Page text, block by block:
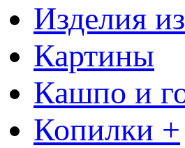
Изделия
Картины
Кашпо и
Копилки +